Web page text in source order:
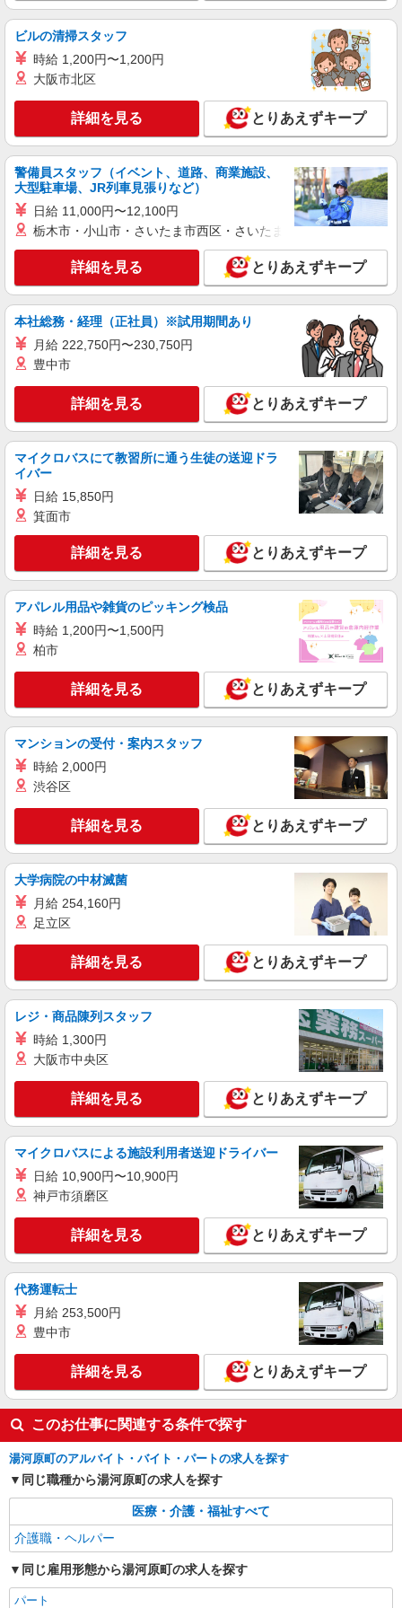
ル手当は約1年間固定、その後変動の可能性あり）
を含む [夜勤]1回分 ・介護福祉士：34,360円〜 [別
途] ・残業代：全額支給 ・賞与：年2回 ※業績に
より変動あり
ミモザ湯河原温々 神奈川県足柄下郡湯河原町
キープ 詳細を見る
ビルの清掃スタッフ
時給 1,200円〜1,200円
大阪市北区
詳細を見る とりあえずキープ
警備員スタッフ（イベント、道路、商業施設、
大型駐車場、JR列車見張りなど）
日給 11,000円〜12,100円
栃木市・小山市・さいたま市西区・さいたま市岩槻区・久喜市・
詳細を見る とりあえずキープ
本社総務・経理（正社員）※試用期間あり
月給 222,750円〜230,750円
豊中市
詳細を見る とりあえずキープ
マイクロバスにて教習所に通う生徒の送迎ドラ
イバー
日給 15,850円
箕面市
詳細を見る とりあえずキープ
アパレル用品や雑貨のピッキング検品
時給 1,200円〜1,500円
柏市
詳細を見る とりあえずキープ
マンションの受付・案内スタッフ
時給 2,000円
渋谷区
詳細を見る とりあえずキープ
大学病院の中材滅菌
月給 254,160円
足立区
詳細を見る とりあえずキープ
レジ・商品陳列スタッフ
時給 1,300円
大阪市中央区
詳細を見る とりあえずキープ
マイクロバスによる施設利用者送迎ドライバー
日給 10,900円〜10,900円
神戸市須磨区
詳細を見る とりあえずキープ
代務運転士
月給 253,500円
豊中市
詳細を見る とりあえずキープ
このお仕事に関連する条件で探す
湯河原町のアルバイト・バイト・パートの求人を探す
同じ職種から湯河原町の求人を探す
医療・介護・福祉すべて
介護職・ヘルパー
同じ雇用形態から湯河原町の求人を探す
パート